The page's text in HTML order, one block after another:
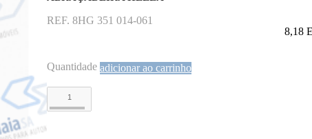
REF. 8HG 351 014-061
8,18
Quantidade adicionar ao carrinho